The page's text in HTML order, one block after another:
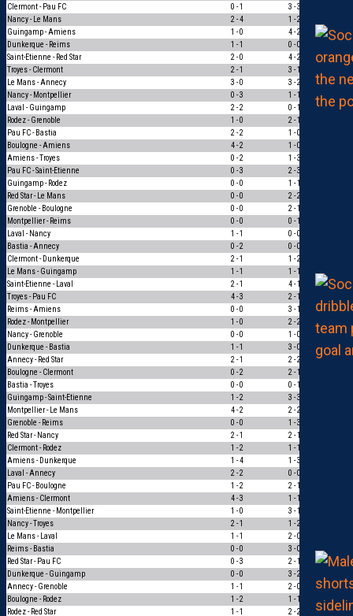
Clermont - Pau FC
0 - 1 3 - 3
Nancy - Le Mans
2 - 4 1 - 2
Guingamp - Amiens
1 - 0 4 - 2
1
Dunkerque - Reims
1 - 1 0 - 0
Saint-Etienne - Red Star
2 - 0 4 - 2
1
Troyes - Clermont
2 - 1 3 - 1
Le Mans - Annecy
3 - 0 3 - 2
1
Nancy - Montpellier
0 - 3 1 - 1
Laval - Guingamp
2 - 2 0 - 1
0
Rodez - Grenoble
1 - 0 2 - 1
Pau FC - Bastia
2 - 2 1 - 0
Boulogne - Amiens
4 - 2 1 - 0
Amiens - Troyes
0 - 2 1 - 3
Pau FC - Saint-Etienne
0 - 3 2 - 3
Guingamp - Rodez
0 - 0 1 - 1
Red Star - Le Mans
0 - 0 2 - 2
Grenoble - Boulogne
0 - 0 2 - 1
Montpellier - Reims
0 - 0 0 - 1
Laval - Nancy
1 - 1 0 - 0
Bastia - Annecy
0 - 2 0 - 0
Clermont - Dunkerque
2 - 1 1 - 2
Le Mans - Guingamp
1 - 1 1 - 1
Saint-Etienne - Laval
2 - 1 4 - 1
1
Troyes - Pau FC
4 - 3 2 - 1
Reims - Amiens
0 - 0 3 - 1
0
Rodez - Montpellier
1 - 0 2 - 2
Nancy - Grenoble
0 - 0 1 - 0
0
Dunkerque - Bastia
1 - 1 3 - 0
0
Annecy - Red Star
2 - 1 2 - 2
Boulogne - Clermont
0 - 2 2 - 1
Bastia - Troyes
0 - 0 0 - 1
Guingamp - Saint-Etienne
1 - 2 3 - 3
Montpellier - Le Mans
4 - 2 2 - 2
Grenoble - Reims
0 - 0 1 - 3
Red Star - Nancy
2 - 1 2 - 1
Clermont - Rodez
1 - 2 1 - 1
Amiens - Dunkerque
1 - 4 1 - 3
Laval - Annecy
2 - 2 0 - 0
Pau FC - Boulogne
1 - 2 2 - 1
Amiens - Clermont
4 - 3 1 - 1
Saint-Etienne - Montpellier
1 - 0 3 - 1
Nancy - Troyes
2 - 1 1 - 2
Le Mans - Laval
1 - 1 2 - 0
Reims - Bastia
0 - 0 3 - 0
Red Star - Pau FC
0 - 3 2 - 1
0
Dunkerque - Guingamp
0 - 0 3 - 2
Annecy - Grenoble
1 - 1 2 - 0
0
Boulogne - Rodez
1 - 2 1 - 1
0
Rodez - Red Star
1 - 1 2 - 2
1